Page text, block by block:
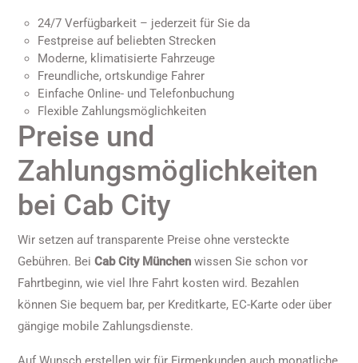
24/7 Verfügbarkeit – jederzeit für Sie da
Festpreise auf beliebten Strecken
Moderne, klimatisierte Fahrzeuge
Freundliche, ortskundige Fahrer
Einfache Online- und Telefonbuchung
Flexible Zahlungsmöglichkeiten
Preise und
Zahlungsmöglichkeiten
bei Cab City
Wir setzen auf transparente Preise ohne versteckte
Gebühren. Bei Cab City München wissen Sie schon vor
Fahrtbeginn, wie viel Ihre Fahrt kosten wird. Bezahlen
können Sie bequem bar, per Kreditkarte, EC-Karte oder über
gängige mobile Zahlungsdienste.